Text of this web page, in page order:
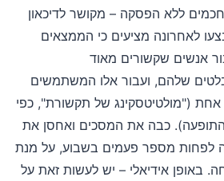
ללא הפסקה – מקושר לדיכאון
לאחרונה מציעים כי הממצאים
אנשים שקשורים מאוד
שלהם, ועבור אלו המשתמשים
("מולטיטסקינג של תקשורת", כפי
כבה את המסכים ואחסן את
לפחות מספר פעמים בשבוע, על מנת
באופן אידיאלי – יש לעשות זאת על